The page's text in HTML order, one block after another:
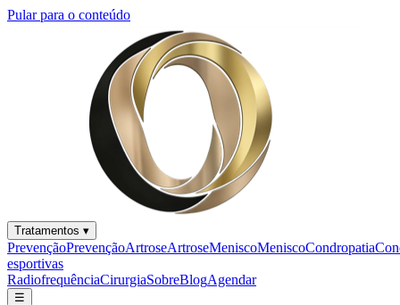
Pular para o conteúdo
Tratamentos ▾
PrevençãoPrevençãoArtroseArtroseMeniscoMeniscoCondropatia
esportivas
RadiofrequênciaCirurgiaSobreBlogAgendar
☰